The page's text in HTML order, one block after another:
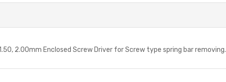
1.50, 2.00mm Enclosed Screw Driver for Screw type spring bar removing.